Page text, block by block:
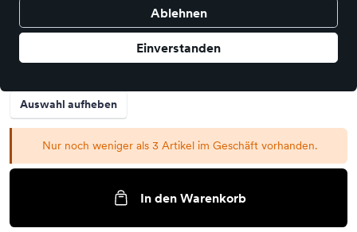
Ablehnen
Einverstanden
Größe
41
43 45
Auswahl aufheben
Nur noch weniger als 3 Artikel im Geschäft vorhanden.
In den Warenkorb